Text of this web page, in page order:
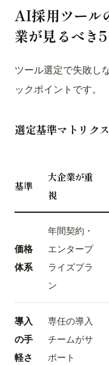
AI採用ツー
業が見るべき
ツール選定で失敗し
ックポイントです。
選定基準マトリクス
基準
大企業が重
視
価格
体系
年間契約・
エンタープ
ライズプラ
ン
導入
の手
軽さ
専任の導入
チームがサ
ポート